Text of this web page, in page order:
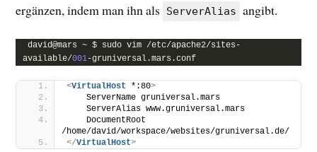
ergänzen, indem man ihn als ServerAlias angibt.
david@mars ~ $ sudo vim /etc/apache2/sites-
available/001-gruniversal.mars.conf
<VirtualHost *:80>
    ServerName gruniversal.mars
    ServerAlias www.gruniversal.mars
    DocumentRoot
/home/david/workspace/websites/gruniversal.de/
</VirtualHost>